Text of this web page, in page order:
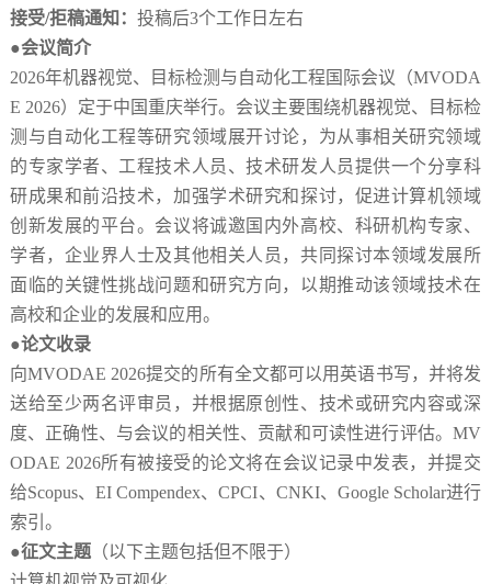
接受/拒稿通知： 投稿后3个工作日左右
●会议简介
2026年机器视觉、目标检测与自动化工程 国际会议（MVODA
E 2026） 定于中国重庆举行。会议主要围绕机器视觉、目标检
测与自动化工程等研究领域展开讨论，为从事相关研究领域
的专家学者、工程技术人员、技术研发人员提供一个分享科
研成果和前沿技术，加强学术研究和探讨，促进计算机领域
创新发展的平台。会议将诚邀国内外高校、科研机构专家、
学者，企业界人士及其他相关人员，共同探讨本领域发展所
面临的关键性挑战问题和研究方向，以期推动该领域技术在
高校和企业的发展和应用。
●论文收录
向MVODAE 2026提交的所有全文都可以用英语书写，并将发
送给至少两名评审员，并根据原创性、技术或研究内容或深
度、正确性、与会议的相关性、贡献和可读性进行评估。MV
ODAE 2026所有被接受的论文将在会议记录中发表，并提交
给Scopus、EI Compendex、CPCI、CNKI、Google Scholar进行
索引。
●征文主题（以下主题包括但不限于）